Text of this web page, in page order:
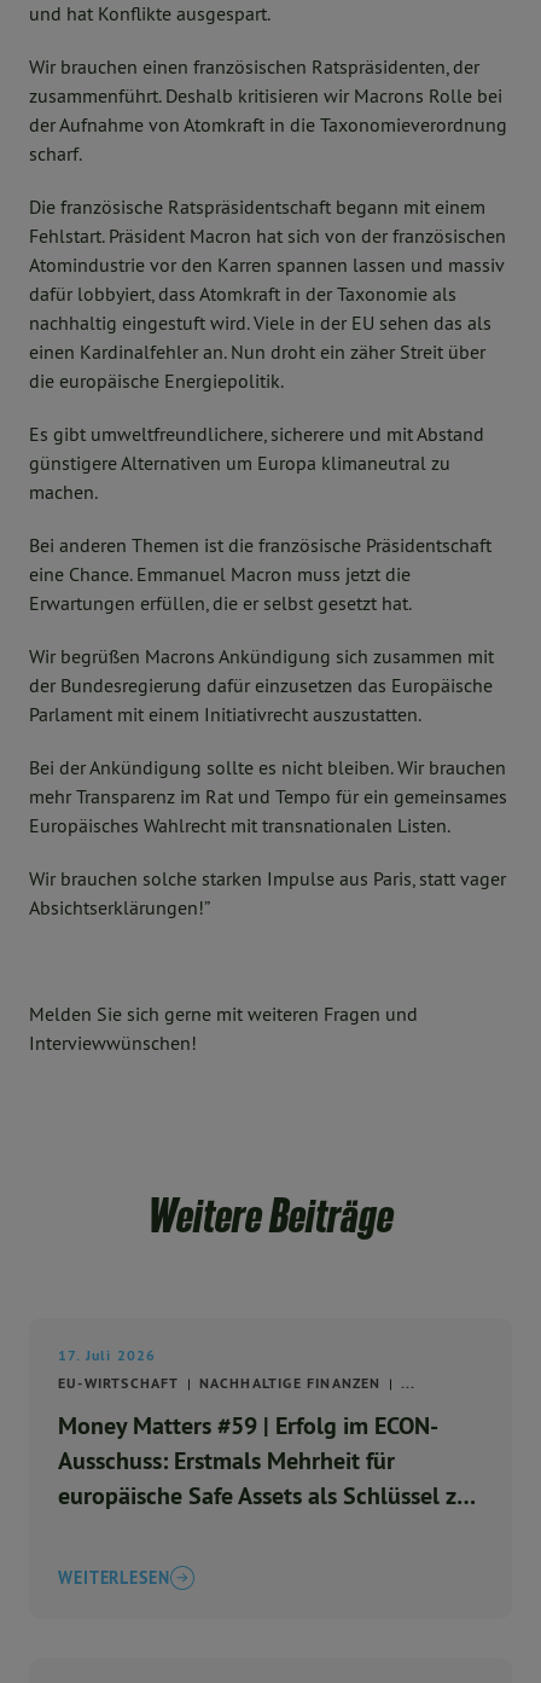
und hat Konflikte ausgespart.
Wir brauchen einen französischen Ratspräsidenten, der
zusammenführt. Deshalb kritisieren wir Macrons Rolle bei
der Aufnahme von Atomkraft in die Taxonomieverordnung
scharf.
Die französische Ratspräsidentschaft begann mit einem
Fehlstart. Präsident Macron hat sich von der französischen
Atomindustrie vor den Karren spannen lassen und massiv
dafür lobbyiert, dass Atomkraft in der Taxonomie als
nachhaltig eingestuft wird. Viele in der EU sehen das als
einen Kardinalfehler an. Nun droht ein zäher Streit über
die europäische Energiepolitik.
Es gibt umweltfreundlichere, sicherere und mit Abstand
günstigere Alternativen um Europa klimaneutral zu
machen.
Bei anderen Themen ist die französische Präsidentschaft
eine Chance. Emmanuel Macron muss jetzt die
Erwartungen erfüllen, die er selbst gesetzt hat.
Wir begrüßen Macrons Ankündigung sich zusammen mit
der Bundesregierung dafür einzusetzen das Europäische
Parlament mit einem Initiativrecht auszustatten.
Bei der Ankündigung sollte es nicht bleiben. Wir brauchen
mehr Transparenz im Rat und Tempo für ein gemeinsames
Europäisches Wahlrecht mit transnationalen Listen.
Wir brauchen solche starken Impulse aus Paris, statt vager
Absichtserklärungen!”
Melden Sie sich gerne mit weiteren Fragen und
Interviewwünschen!
Weitere Beiträge
17. Juli 2026
EU-WIRTSCHAFT
NACHHALTIGE FINANZEN ...
Money Matters #59 | Erfolg im ECON-
Ausschuss: Erstmals Mehrheit für
europäische Safe Assets als Schlüssel zu
WEITERLESEN